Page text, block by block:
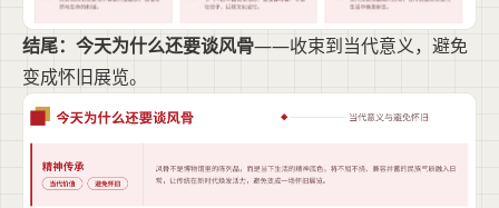
结尾：今天为什么还要谈风骨——收束到当代意义，避免
变成怀旧展览。